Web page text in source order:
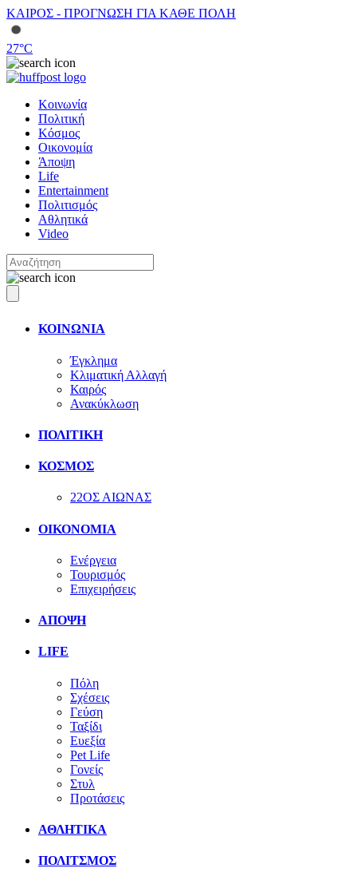
ΚΑΙΡΟΣ - ΠΡΟΓΝΩΣΗ ΓΙΑ ΚΑΘΕ ΠΟΛΗ
27°C
Κοινωνία
Πολιτική
Κόσμος
Οικονομία
Άποψη
Life
Entertainment
Πολιτισμός
Αθλητικά
Video
ΚΟΙΝΩΝΙΑ
Έγκλημα
Κλιματική Αλλαγή
Καιρός
Ανακύκλωση
ΠΟΛΙΤΙΚΗ
ΚΟΣΜΟΣ
22ΟΣ ΑΙΩΝΑΣ
ΟΙΚΟΝΟΜΙΑ
Ενέργεια
Τουρισμός
Επιχειρήσεις
ΑΠΟΨΗ
LIFE
Πόλη
Σχέσεις
Γεύση
Ταξίδι
Ευεξία
Pet Life
Γονείς
Στυλ
Προτάσεις
ΑΘΛΗΤΙΚΑ
ΠΟΛΙΤΣΜΟΣ